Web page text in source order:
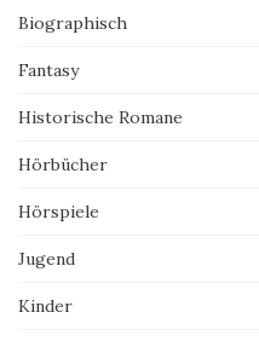
Biographisch
Fantasy
Historische Romane
Hörbücher
Hörspiele
Jugend
Kinder